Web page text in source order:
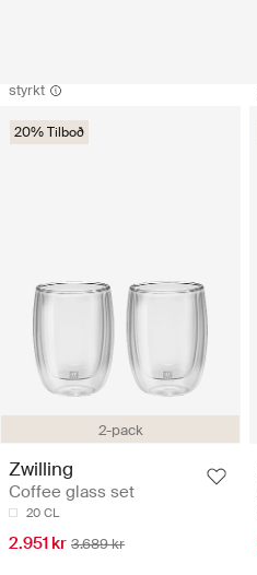
styrkt
2-pack
20% Tilboð
Zwilling
Coffee glass set
20 CL
2.951 kr 3.689 kr